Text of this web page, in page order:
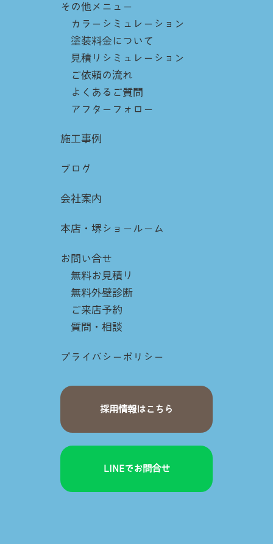
その他メニュー
カラーシミュレーション
塗装料金について
見積りシミュレーション
ご依頼の流れ
よくあるご質問
アフターフォロー
施工事例
ブログ
会社案内
本店・堺ショールーム
お問い合せ
無料お見積り
無料外壁診断
ご来店予約
質問・相談
プライバシーポリシー
採用情報はこちら
LINEでお問合せ